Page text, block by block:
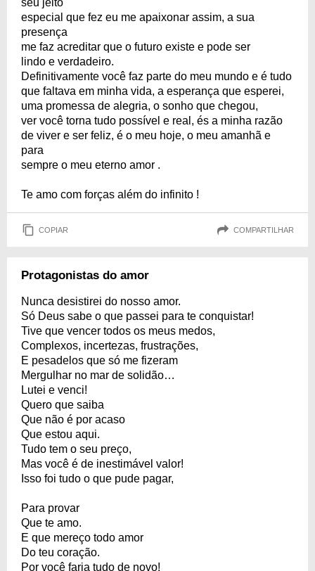
seu jeito
especial que fez eu me apaixonar assim, a sua
presença
me faz acreditar que o futuro existe e pode ser
lindo e verdadeiro.
Definitivamente você faz parte do meu mundo e é tudo
que faltava em minha vida, a esperança que esperei,
uma promessa de alegria, o sonho que chegou,
ver você torna tudo possível e real, és a minha razão
de viver e ser feliz, é o meu hoje, o meu amanhã e
para
sempre o meu eterno amor .
Te amo com forças além do infinito !
COPIAR COMPARTILHAR
Protagonistas do amor
Nunca desistirei do nosso amor.
Só Deus sabe o que passei para te conquistar!
Tive que vencer todos os meus medos,
Complexos, incertezas, frustrações,
E pesadelos que só me fizeram
Mergulhar no mar de solidão…
Lutei e venci!
Quero que saiba
Que não é por acaso
Que estou aqui.
Tudo tem o seu preço,
Mas você é de inestimável valor!
Isso foi tudo o que pude pagar,
Para provar
Que te amo.
E que mereço todo amor
Do teu coração.
Por você faria tudo de novo!